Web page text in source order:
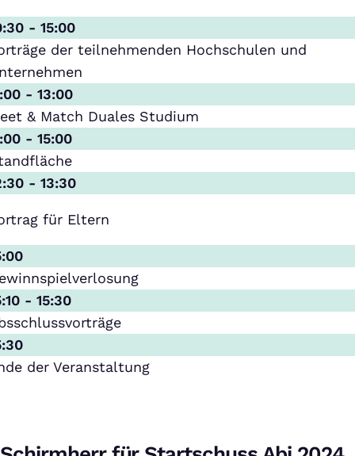
- 15:00
der teilnehmenden Hochschulen und
- 13:00
& Match Duales Studium
- 15:00
- 13:30
für Eltern
- 15:30
der Veranstaltung